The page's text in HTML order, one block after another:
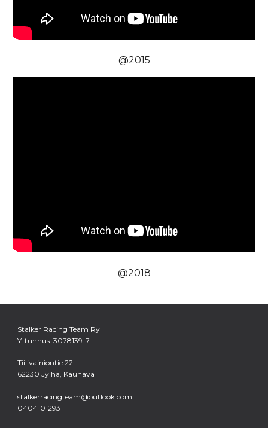
@2015
@2018
Stalker Racing Team Ry
Y-tunnus: 3078139-7
Tiilivainiontie 22
62230 Jylhä, Kauhava
stalkerracingteam@outlook.com
0404101293